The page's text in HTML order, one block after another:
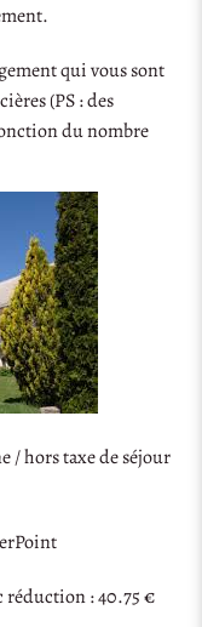
qui vous sont
(PS : des
du nombre
/ hors taxe de séjour
réduction : 40.75 €